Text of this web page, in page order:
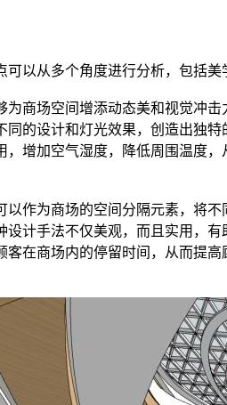
以从多个角度进行分析，包括美
商场空间增添动态美和视觉冲
的设计和灯光效果，创造出独
增加空气湿度，降低周围温度
作为商场的空间分隔元素，将
计手法不仅美观，而且实用，
在商场内的停留时间，从而提